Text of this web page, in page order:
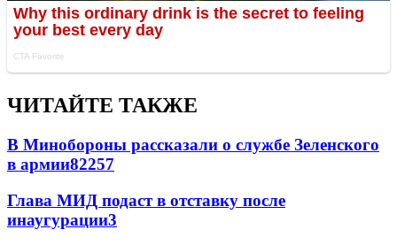
ЧИТАЙТЕ ТАКЖЕ
В Минобороны рассказали о службе Зеленского
в армии82257
Глава МИД подаст в отставку после
инаугурации3